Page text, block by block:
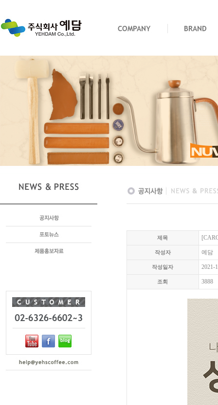
제목
작성자 예담
작성일자 2021-
조회 3888